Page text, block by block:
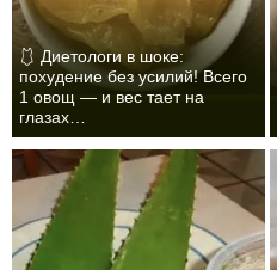
🩱 Диетологи в шоке:
похудение без усилий! Всего
1 овощ — и вес тает на
глазах…